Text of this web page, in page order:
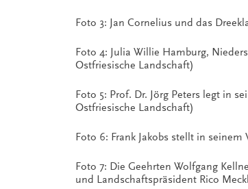
Foto 3: Jan Cornelius und das
Foto 4: Julia Willie Hamburg,
Ostfriesische Landschaft)
Foto 5: Prof. Dr. Jörg Peters legt in
Ostfriesische Landschaft)
Foto 6: Frank Jakobs stellt in
Foto 7: Die Geehrten Wolfgang
und Landschaftspräsident Rico